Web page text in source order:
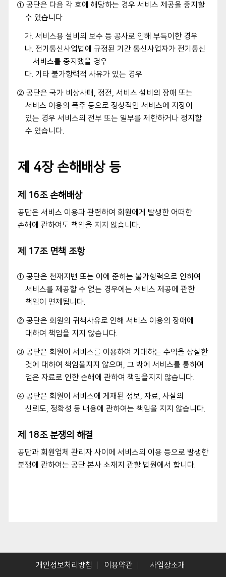
① 공단은 다음 각 호에 해당하는 경우 서비스 제공을 중지할
수 있습니다.
가. 서비스용 설비의 보수 등 공사로 인해 부득이한 경우
나. 전기통신사업법에 규정된 기간 통신사업자가 전기통신
서비스를 중지했을 경우
다. 기타 불가항력적 사유가 있는 경우
② 공단은 국가 비상사태, 정전, 서비스 설비의 장애 또는
서비스 이용의 폭주 등으로 정상적인 서비스에 지장이
있는 경우 서비스의 전부 또는 일부를 제한하거나 정지할
수 있습니다.
제 4장 손해배상 등
제 16조 손해배상
공단은 서비스 이용과 관련하여 회원에게 발생한 어떠한
손해에 관하여도 책임을 지지 않습니다.
제 17조 면책 조항
① 공단은 천재지변 또는 이에 준하는 불가항력으로 인하여
서비스를 제공할 수 없는 경우에는 서비스 제공에 관한
책임이 면제됩니다.
② 공단은 회원의 귀책사유로 인해 서비스 이용의 장애에
대하여 책임을 지지 않습니다.
③ 공단은 회원이 서비스를 이용하여 기대하는 수익을 상실한
것에 대하여 책임을지지 않으며, 그 밖에 서비스를 통하여
얻은 자료로 인한 손해에 관하여 책임을지지 않습니다.
④ 공단은 회원이 서비스에 게재된 정보, 자료, 사실의
신뢰도, 정확성 등 내용에 관하여는 책임을 지지 않습니다.
제 18조 분쟁의 해결
공단과 회원업체 관리자 사이에 서비스의 이용 등으로 발생한
분쟁에 관하여는 공단 본사 소재지 관할 법원에서 합니다.
개인정보처리방침 이용약관 사업장소개